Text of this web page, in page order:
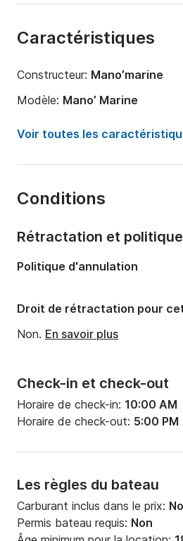
Caractéristiques
Constructeur: Mano’marine
Modèle: Mano’ Marine
Puissance moteur:
40cv
Capacité à bord:
Voir toutes les
Conditions
Check-in et check-out
Horaire de check-in: 10:00 AM
Horaire de check-out: 5:00 PM
Les règles du bateau
Carburant inclus dans le prix:
Permis bateau requis: Non
Rétractation et
Politique d'annulation
Droit de rétractation pour
Non. En savoir plus